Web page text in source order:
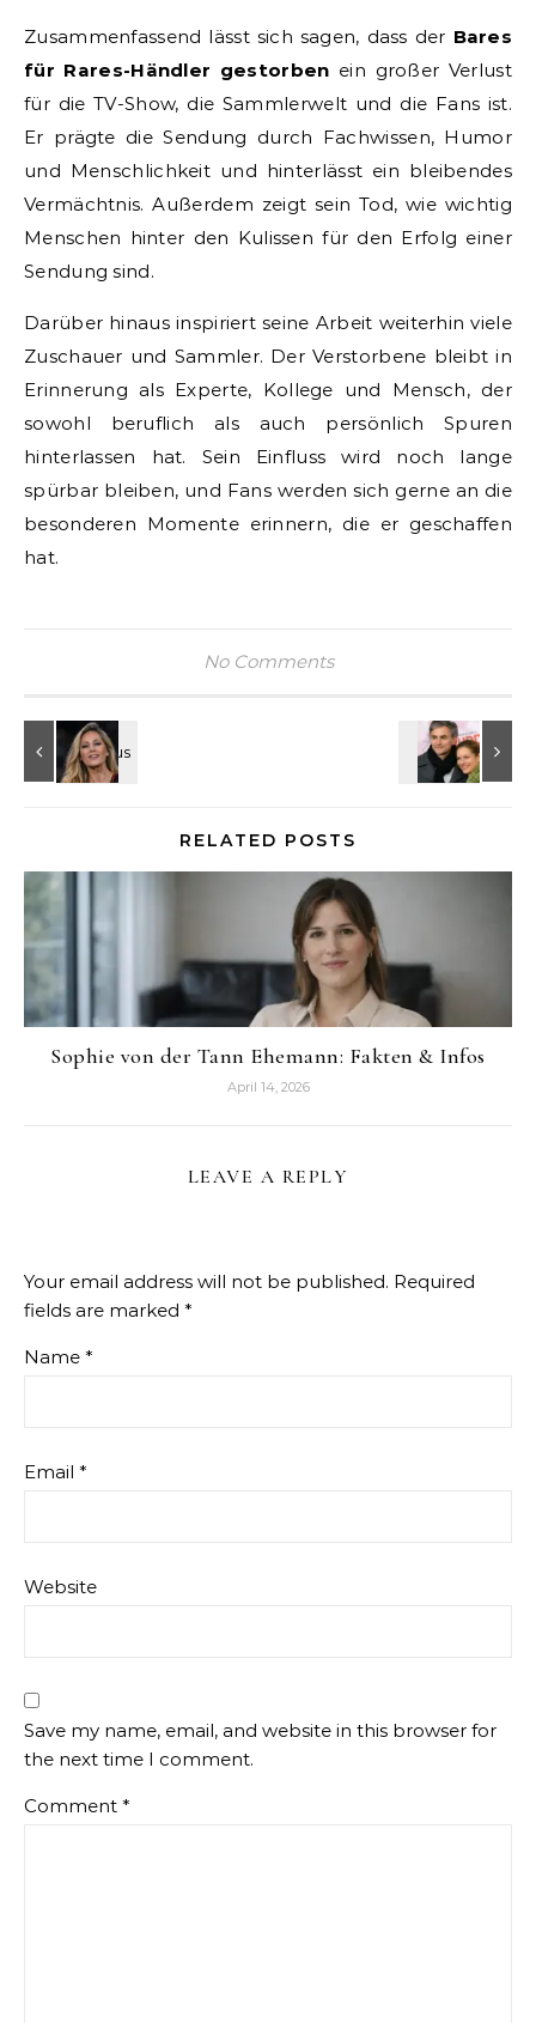
Zusammenfassend lässt sich sagen, dass der Bares
für Rares-Händler gestorben ein großer Verlust
für die TV-Show, die Sammlerwelt und die Fans ist.
Er prägte die Sendung durch Fachwissen, Humor
und Menschlichkeit und hinterlässt ein bleibendes
Vermächtnis. Außerdem zeigt sein Tod, wie wichtig
Menschen hinter den Kulissen für den Erfolg einer
Sendung sind.
Darüber hinaus inspiriert seine Arbeit weiterhin viele
Zuschauer und Sammler. Der Verstorbene bleibt in
Erinnerung als Experte, Kollege und Mensch, der
sowohl beruflich als auch persönlich Spuren
hinterlassen hat. Sein Einfluss wird noch lange
spürbar bleiben, und Fans werden sich gerne an die
besonderen Momente erinnern, die er geschaffen
hat.
No Comments
RELATED POSTS
Sophie von der Tann Ehemann: Fakten & Infos
April 14, 2026
LEAVE A REPLY
Your email address will not be published. Required
fields are marked *
Name *
Email *
Website
Save my name, email, and website in this browser for
the next time I comment.
Comment *